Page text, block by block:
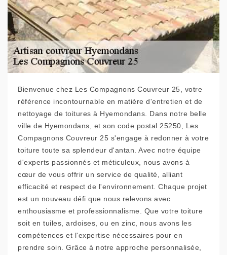
Bienvenue chez Les Compagnons Couvreur 25, votre
référence incontournable en matière d'entretien et de
nettoyage de toitures à Hyemondans. Dans notre belle
ville de Hyemondans, et son code postal 25250, Les
Compagnons Couvreur 25 s'engage à redonner à votre
toiture toute sa splendeur d'antan. Avec notre équipe
d'experts passionnés et méticuleux, nous avons à
cœur de vous offrir un service de qualité, alliant
efficacité et respect de l'environnement. Chaque projet
est un nouveau défi que nous relevons avec
enthousiasme et professionnalisme. Que votre toiture
soit en tuiles, ardoises, ou en zinc, nous avons les
compétences et l'expertise nécessaires pour en
prendre soin. Grâce à notre approche personnalisée,